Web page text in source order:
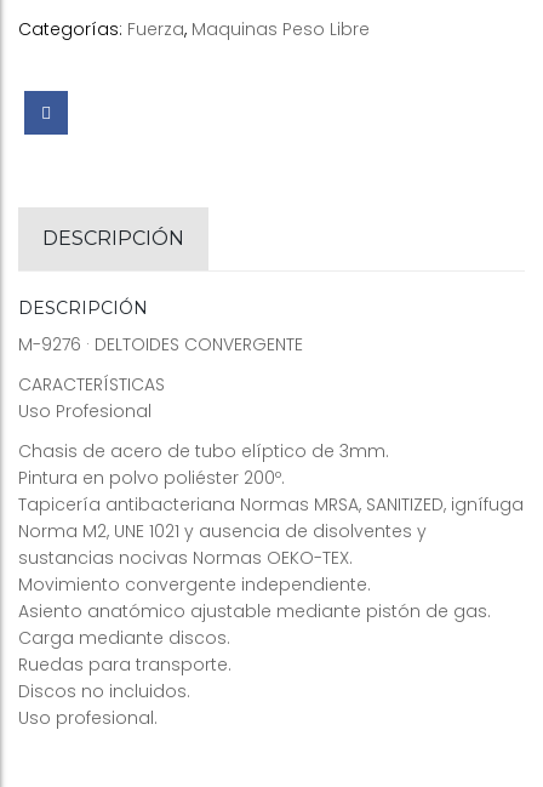
Categorías: Fuerza, Maquinas Peso Libre
DESCRIPCIÓN
DESCRIPCIÓN
M-9276 · DELTOIDES CONVERGENTE
CARACTERÍSTICAS
Uso Profesional
Chasis de acero de tubo elíptico de 3mm.
Pintura en polvo poliéster 200º.
Tapicería antibacteriana Normas MRSA, SANITIZED, ignífuga
Norma M2, UNE 1021 y ausencia de disolventes y
sustancias nocivas Normas OEKO-TEX.
Movimiento convergente independiente.
Asiento anatómico ajustable mediante pistón de gas.
Carga mediante discos.
Ruedas para transporte.
Discos no incluidos.
Uso profesional.